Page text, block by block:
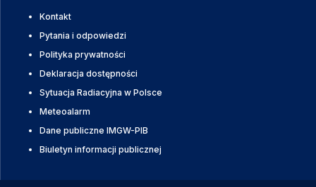
Kontakt
Pytania i odpowiedzi
Polityka prywatności
Deklaracja dostępności
Sytuacja Radiacyjna w Polsce
Meteoalarm
Dane publiczne IMGW-PIB
Biuletyn informacji publicznej